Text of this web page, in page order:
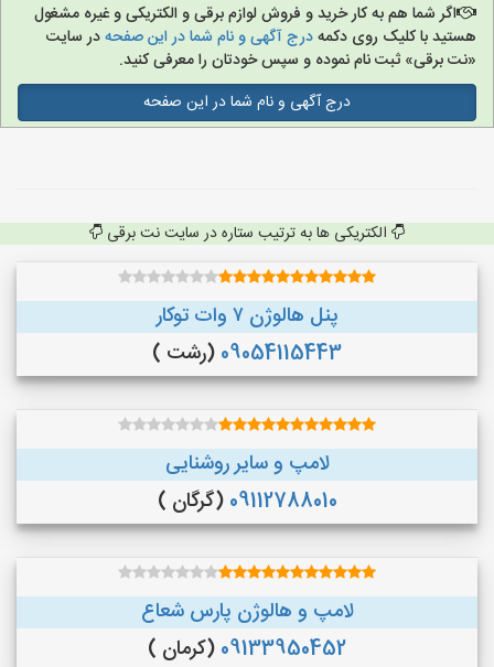
اگر شما هم به کار خرید و فروش لوازم برقی و الکتریکی و غیره مشغول
هستید با کلیک روی دکمهدرج آگهی و نام شما در این صفحهدر سایت
«نت برقی» ثبت نام نموده و سپس خودتان را معرفی کنید.
درج آگهی و نام شما در این صفحه
الکتریکی ها به ترتیب ستاره در سایت نت برقی
پنل هالوژن ۷ وات توکار
09054115443 (رشت )
لامپ و سایر روشنایی
09112788010 (گرگان )
لامپ و هالوژن پارس شعاع
09133950452 (کرمان )